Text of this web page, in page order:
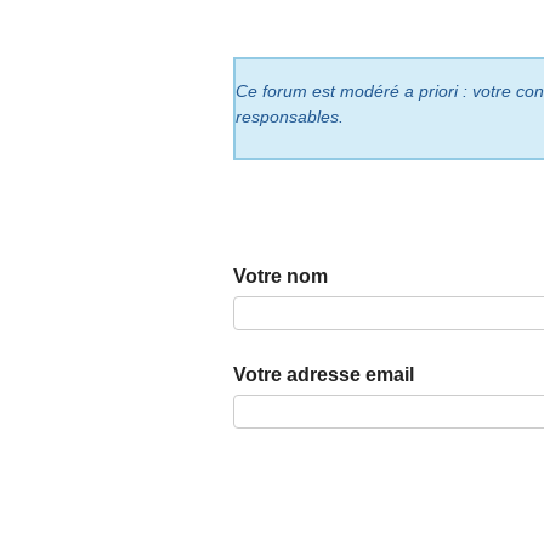
Ce forum est modéré a priori : votre
responsables.
Votre nom
Votre adresse email